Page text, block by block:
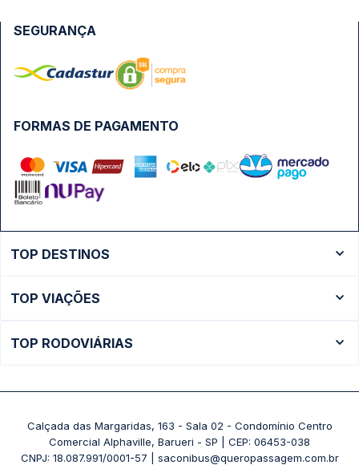
FORMAS DE PAGAMENTO
SEGURANÇA
TOP DESTINOS
Ônibus São Paulo
TOP VIAÇÕES
Passagens Pássaro Marron
+ Viações
TOP RODOVIÁRIAS
Rodoviária Belo Horizonte - Gov. Israel Pinheiro (Tergip)
Rodoviária Curitiba
Calçada das Margaridas, 163 - Sala 02 - Condomínio Centro
Comercial Alphaville, Barueri - SP | CEP: 06453-038
CNPJ: 18.087.991/0001-57 | saconibus@queropassagem.com.br